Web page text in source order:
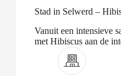
Stad in Selwerd –
Vanuit een intensieve
met Hibiscus aan de
in Selwerd.